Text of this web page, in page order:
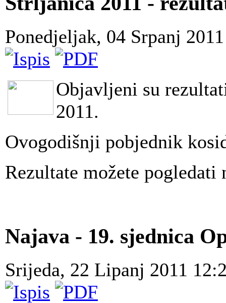
Ponedjeljak, 04 Srpanj
Objavljeni su
2011.
Ovogodišnji pobjednik
Rezultate možete pogledati
Najava - 19. sjednica
Srijeda, 22 Lipanj 2011